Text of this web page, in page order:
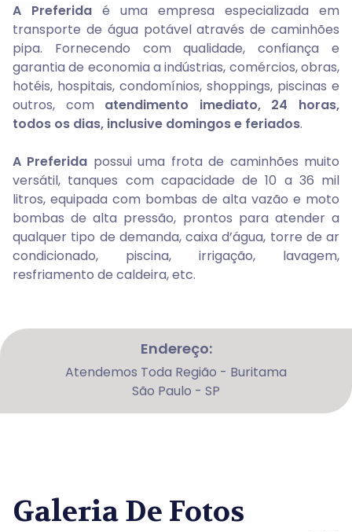
A Preferida é uma empresa especializada em
transporte de água potável através de caminhões
pipa. Fornecendo com qualidade, confiança e
garantia de economia a indústrias, comércios, obras,
hotéis, hospitais, condomínios, shoppings, piscinas e
outros, com atendimento imediato, 24 horas,
todos os dias, inclusive domingos e feriados.
A Preferida possui uma frota de caminhões muito
versátil, tanques com capacidade de 10 a 36 mil
litros, equipada com bombas de alta vazão e moto
bombas de alta pressão, prontos para atender a
qualquer tipo de demanda, caixa d’água, torre de ar
condicionado, piscina, irrigação, lavagem,
resfriamento de caldeira, etc.
Endereço:
Atendemos Toda Região - Buritama
São Paulo - SP
Galeria De Fotos